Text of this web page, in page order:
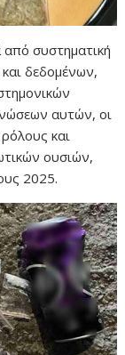
συστηματική
δεδομένων,
αυτών, οι
και
ουσιών,
2025.